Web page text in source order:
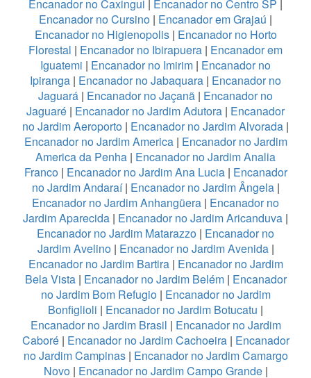
Encanador no Caxingui | Encanador no Centro SP |
Encanador no Cursino | Encanador em Grajaú |
Encanador no Higienopolis| Encanador no Horto
Florestal | Encanador no Ibirapuera | Encanador em
Iguatemi | Encanador no Imirim | Encanador no
Ipiranga | Encanador no Jabaquara | Encanador no
Jaguará | Encanador no Jaçanã | Encanador no
Jaguaré | Encanador no Jardim Adutora | Encanador
no Jardim Aeroporto | Encanador no Jardim Alvorada |
Encanador no Jardim America| Encanador no Jardim
America da Penha | Encanador no Jardim Analia
Franco| Encanador no Jardim Ana Lucia| Encanador
no Jardim Andaraí| Encanador no Jardim Ângela|
Encanador no Jardim Anhangüera | Encanador no
Jardim Aparecida | Encanador no Jardim Aricanduva |
Encanador no Jardim Matarazzo | Encanador no
Jardim Avelino| Encanador no Jardim Avenida|
Encanador no Jardim Bartira| Encanador no Jardim
Bela Vista| Encanador no Jardim Belém| Encanador
no Jardim Bom Refugio| Encanador no Jardim
Bonfiglioli | Encanador no Jardim Botucatu |
Encanador no Jardim Brasil | Encanador no Jardim
Caboré| Encanador no Jardim Cachoeira| Encanador
no Jardim Campinas| Encanador no Jardim Camargo
Novo| Encanador no Jardim Campo Grande|